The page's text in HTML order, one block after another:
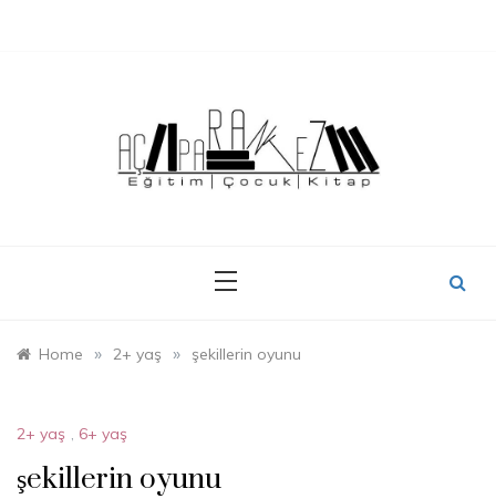
Home » 2+ yaş » şekillerin oyunu
2+ yaş , 6+ yaş
şekillerin oyunu